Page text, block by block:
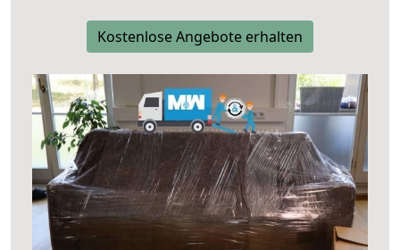
Kostenlose Angebote erhalten